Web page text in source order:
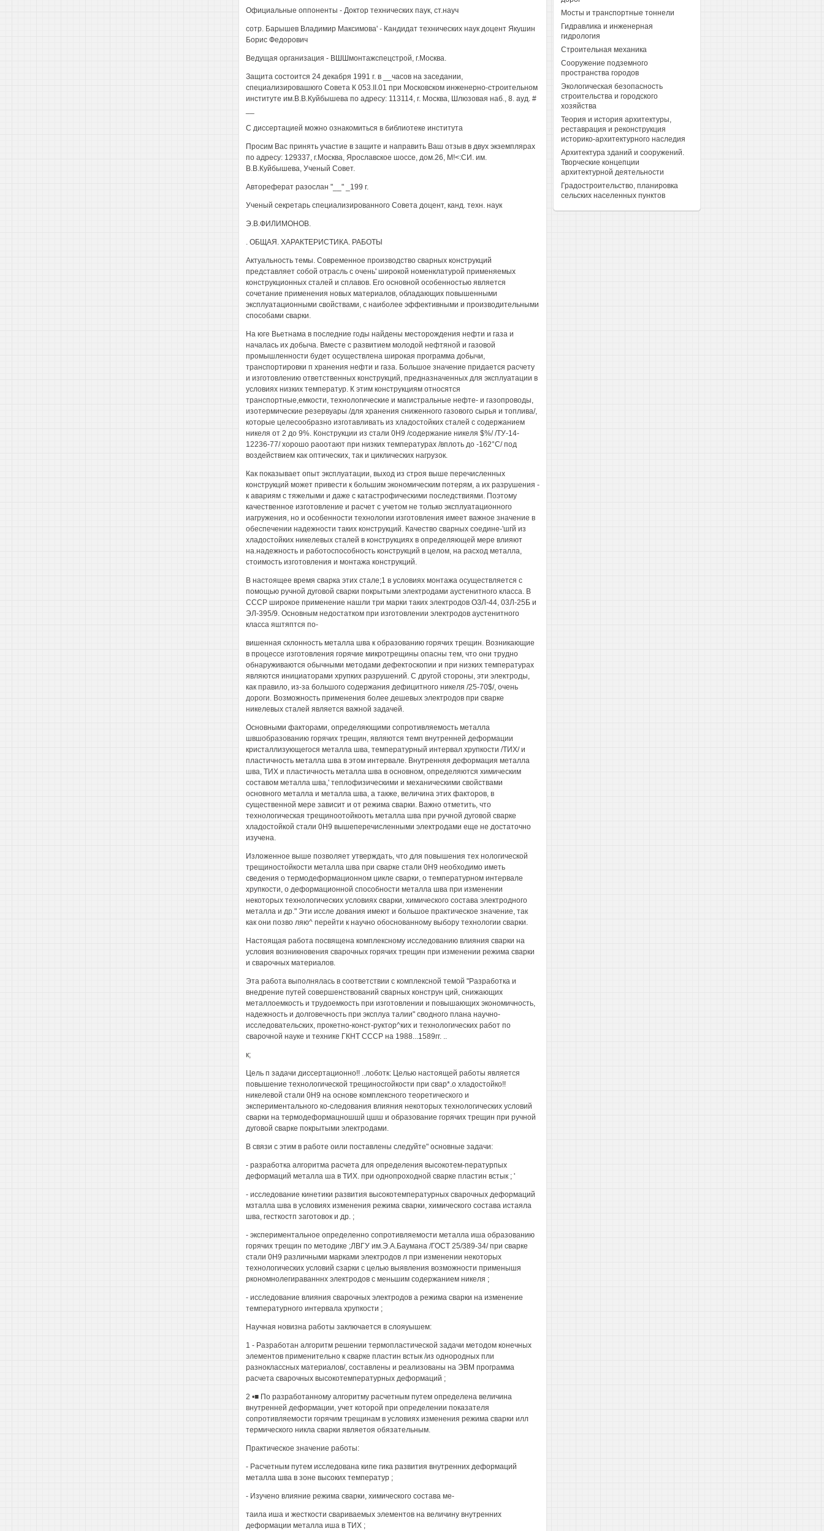
Официальные оппоненты - Доктор технических паук, ст.науч
сотр. Барышев Владимир Максимова' - Кандидат технических наук доцент Якушин
Борис Федорович
Ведущая организация - ВШШмонтажспецстрой, г.Москва.
Защита состоится 24 декабря 1991 г. в __часов на заседании,
специализировашюго Совета К 053.II.01 при Московском инженерно-строительном
институте им.В.В.Куйбышева по адресу: 113114, г. Москва, Шлюзовая наб., 8. ауд. #
С диссертацией можно ознакомиться в библиотеке института
Просим Вас принять участие в защите и направить Ваш отзыв в двух экземплярах
по адресу: 129337, г.Москва, Ярославское шоссе, дом.26, М!<:СИ. им.
В.В.Куйбышева, Ученый Совет.
Автореферат разослан "__" _199 г.
Ученый секретарь специализированного Совета доцент, канд. техн. наук
Э.В.ФИЛИМОНОВ.
. ОБЩАЯ. ХАРАКТЕРИСТИКА. РАБОТЫ
Актуальность темы. Современное производство сварных конструкций
представляет собой отрасль с очень' широкой номенклатурой применяемых
конструкционных сталей и сплавов. Его основной особенностью является
сочетание применения новых материалов, обладающих повышенными
эксплуатационными свойствами, с наиболее эффективными и производительными
способами сварки.
На юге Вьетнама в последние годы найдены месторождения нефти и газа и
началась их добыча. Вместе с развитием молодой нефтяной и газовой
промышленности будет осуществлена широкая программа добычи,
транспортировки п хранения нефти и газа. Большое значение придается расчету
и изготовлению ответственных конструкций, предназначенных для эксплуатации в
условиях низких температур. К этим конструкциям относятся
транспортные,емкости, технологические и магистральные нефте- и газопроводы,
изотермические резервуары /для хранения сниженного газового сырья и топлива/,
которые целесообразно изготавливать из хладостойких сталей с содержанием
никеля от 2 до 9%. Конструкции из стали 0Н9 /содержание никеля $%/ /ТУ-14-
12236-77/ хорошо раоотают при низких температурах /вплоть до -162°С/ под
воздействием как оптических, так и циклических нагрузок.
Как показывает опыт эксплуатации, выход из строя выше перечисленных
конструкций может привести к большим экономическим потерям, а их разрушения -
к авариям с тяжелыми и даже с катастрофическими последствиями. Поэтому
качественное изготовление и расчет с учетом не только эксплуатационного
иагружения, но и особенности технологии изготовления имеет важное значение в
обеспечении надежности таких конструкций. Качество сварных соедине-'шгй из
хладостойких никелевых сталей в конструкциях в определяющей мере влияют
на.надежность и работоспособность конструкций в целом, на расход металла,
стоимость изготовления и монтажа конструкций.
В настоящее время сварка этих стале;1 в условиях монтажа осуществляется с
помощью ручной дуговой сварки покрытыми электродами аустенитного класса. В
СССР широкое применение нашли три марки таких электродов ОЗЛ-44, 03Л-25Б и
ЭЛ-395/9. Основным недостатком при изготовлении электродов аустенитного
класса яштяптся по-
вишенная склонность металла шва к образованию горячих трещин. Возникающие
в процессе изготовления горячие микротрещины опасны тем, что они трудно
обнаруживаются обычными методами дефектоскопии и при низких температурах
являются инициаторами хрупких разрушений. С другой стороны, эти электроды,
как правило, из-за большого содержания дефицитного никеля /25-70$/, очень
дороги. Возможность применения более дешевых электродов при сварке
никелевых сталей является важной задачей.
Основными факторами, определяющими сопротивляемость металла
швшобразованию горячих трещин, являются темп внутренней деформации
кристаллизующегося металла шва, температурный интервал хрупкости /ТИХ/ и
пластичность металла шва в этом интервале. Внутренняя деформация металла
шва, ТИХ и пластичность металла шва в основном, определяются химическим
составом металла шва,' теплофизическими и механическими свойствами
основного металла и металла шва, а также, величина этих факторов, в
существенной мере зависит и от режима сварки. Важно отметить, что
технологическая трещиноотойкооть металла шва при ручной дуговой сварке
хладостойкой стали 0Н9 вышеперечисленными электродами еще не достаточно
изучена.
Изложенное выше позволяет утверждать, что для повышения тех нологической
трещиностойкости металла шва при сварке стали 0Н9 необходимо иметь
сведения о термодеформационном цикле сварки, о температурном интервале
хрупкости, о деформационной способности металла шва при изменении
некоторых технологических условиях сварки, химического состава электродного
металла и др." Эти иссле дования имеют и большое практическое значение, так
как они позво ляю^ перейти к научно обоснованному выбору технологии сварки.
Настоящая работа посвящена комплексному исследованию влияния сварки на
условия возникновения сварочных горячих трещин при изменении режима сварки
и сварочных материалов.
Эта работа выполнялась в соответствии с комплексной темой "Разработка и
внедрение путей совершенствований сварных конструн ций, снижающих
металлоемкость и трудоемкость при изготовлении и повышающих экономичность,
надежность и долговечность при эксплуа талии" сводного плана научно-
исследовательских, прокетно-конст-руктор^ких и технологических работ по
сварочной науке и технике ГКНТ СССР на 1988...1589гг. ..
к;
Цель п задачи диссертационно!! ..лоботк: Целью настоящей работы является
повышение технологической трещиносгойкости при свар*.о хладостойко!!
никелевой стали 0Н9 на основе комплексного теоретического и
экспериментального ко-следования влияния некоторых технологических условий
сварки на термодеформацношшй цшш и образование горячих трещин при ручной
дуговой сварке покрытыми электродами.
В связи с этим в работе оили поставлены следуйте" основные задачи:
- разработка алгоритма расчета для определения высокотем-пературпых
деформаций металла ша в ТИХ. при однопроходной сварке пластин встык ; '
- исследование кинетики развития высокотемпературных сварочных деформаций
мзталла шва в условиях изменения режима сварки, химического состава истаяла
шва, гесткостп заготовок и др. ;
- экспериментальное определенно сопротивляемости металла иша образованию
горячих трещин по методике ;ЛВГУ им.Э.А.Баумана /ГОСТ 25/389-34/ при сварке
стали 0Н9 различными марками электродов л при изменении некоторых
технологических условий сзарки с целью выявления возможности применышя
ркономнолегираванннх электродов с меньшим содержанием никеля ;
- исследование влияния сварочных электродов а режима сварки на изменение
температурного интервала хрупкости ;
Научная новизна работы заключается в слояуышем:
1 - Разработан алгоритм решении термопластической задачи методом конечных
элементов применительно к сварке пластин встык /из однородных пли
разноклассных материалов/, составлены и реализованы на ЭВМ программа
расчета сварочных высокотемпературных деформаций ;
2 •■ По разработанному алгоритму расчетным путем определена величина
внутренней деформации, учет которой при определении показателя
сопротивляемости горячим трещинам в условиях изменения режима сварки илл
термического никла сварки являетоя обязательным.
Практическое значение работы:
- Расчетным путем исследована кипе гика развития внутренних деформаций
металла шва в зоне высоких температур ;
- Изучено влияние режима сварки, химического состава ме-
таила иша и жесткости свариваемых элементов на величину внутренних
деформации металла иша в ТИХ ;
Мосты и транспортные тоннели
Гидравлика и инженерная
гидрология
Строительная механика
Сооружение подземного
пространства городов
Экологическая безопасность
строительства и городского
хозяйства
Теория и история архитектуры,
реставрация и реконструкция
историко-архитектурного наследия
Архитектура зданий и сооружений.
Творческие концепции
архитектурной деятельности
Градостроительство, планировка
сельских населенных пунктов